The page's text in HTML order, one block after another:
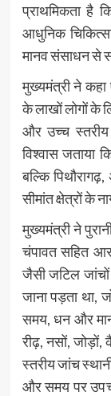
प्राथमिकता है
आधुनिक
मानव संसाधन से
मुख्यमंत्री ने
के लाखों लोगों के
और उच्च स्तरीय
विश्वास जताया
बल्कि
सीमांत क्षेत्रों के
मुख्यमंत्री ने
चंपावत सहित
जैसी जटिल
जाना पड़ता था,
समय, धन और
रीढ़, नसों,
स्तरीय जांच
और समय पर